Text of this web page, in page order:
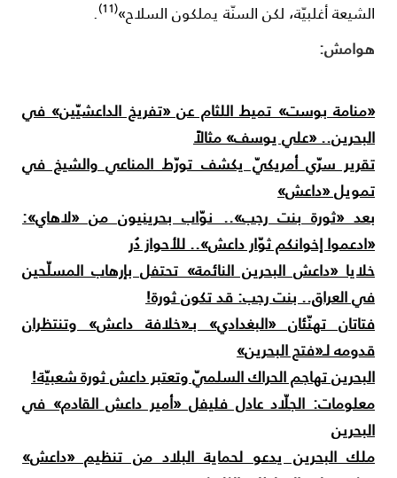
أغلبيّة، لكن السنّة يملكون السلاح»(11)
.
بوست» تميط اللثام عن «تفريخ الداعشيّين» في
«علي يوسف» مثالاً
سرّي أمريكيّ يكشف تورّط المناعي والشيخ في
«داعش»
«ثورة بنت رجب».. نوّاب بحرينيون من «لاهاي»:
إخوانكم ثوّار داعش».. للأحواز دُر
«داعش البحرين النائمة» تحتفل بإرهاب المسلّحين
العراق.. بنت رجب: قد تكون ثورة!
تهنّئان «البغدادي» بـ«خلافة داعش» وتنتظران
لـ«فتح البحرين»
تهاجم الحراك السلميّ وتعتبر داعش ثورة شعبيّة!
الجلّاد عادل فليفل «أمير داعش القادم» في
البحرين يدعو لحماية البلاد من تنظيم «داعش»